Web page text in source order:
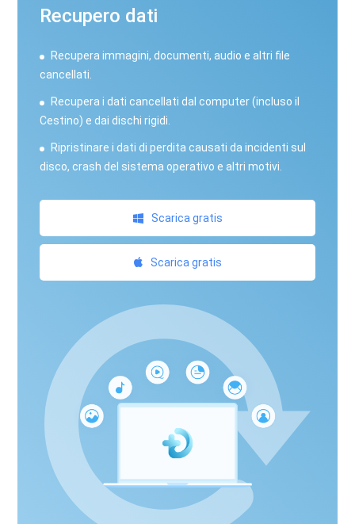
Recupero dati
Recupera immagini, documenti, audio e altri file
cancellati.
Recupera i dati cancellati dal computer (incluso il
Cestino) e dai dischi rigidi.
Ripristinare i dati di perdita causati da incidenti sul
disco, crash del sistema operativo e altri motivi.
Scarica gratis
Scarica gratis